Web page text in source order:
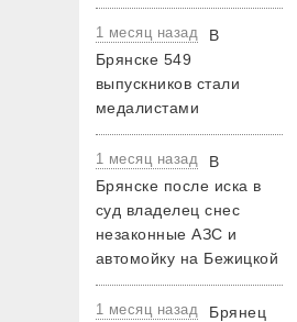
1 месяц назад
В
Брянске 549
выпускников стали
медалистами
1 месяц назад
В
Брянске после иска в
суд владелец снес
незаконные АЗС и
автомойку на Бежицкой
1 месяц назад
Брянец